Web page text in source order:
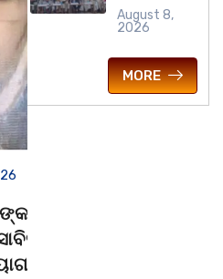
August 8,
2026
MORE